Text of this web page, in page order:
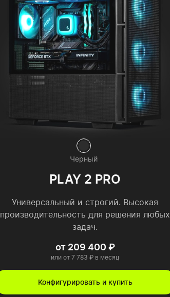
Черный
PLAY 2 PRO
Универсальный и строгий. Высокая
производительность для решения любых
задач.
от 209 400 ₽
или от 7 783 ₽ в месяц
Конфигурировать и купить